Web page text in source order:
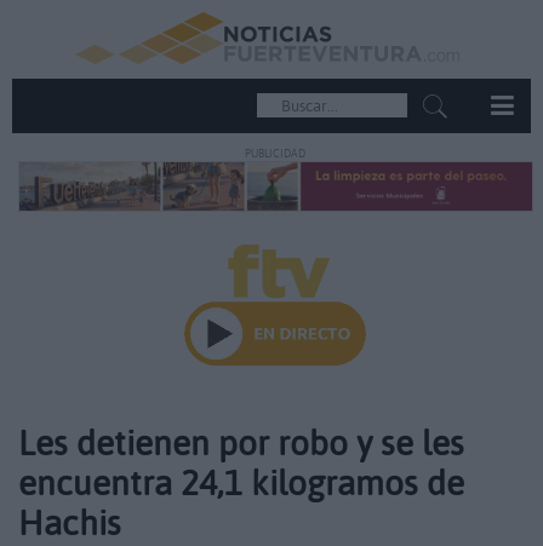
PUBLICIDAD
Les detienen por robo y se les
encuentra 24,1 kilogramos de
Hachis